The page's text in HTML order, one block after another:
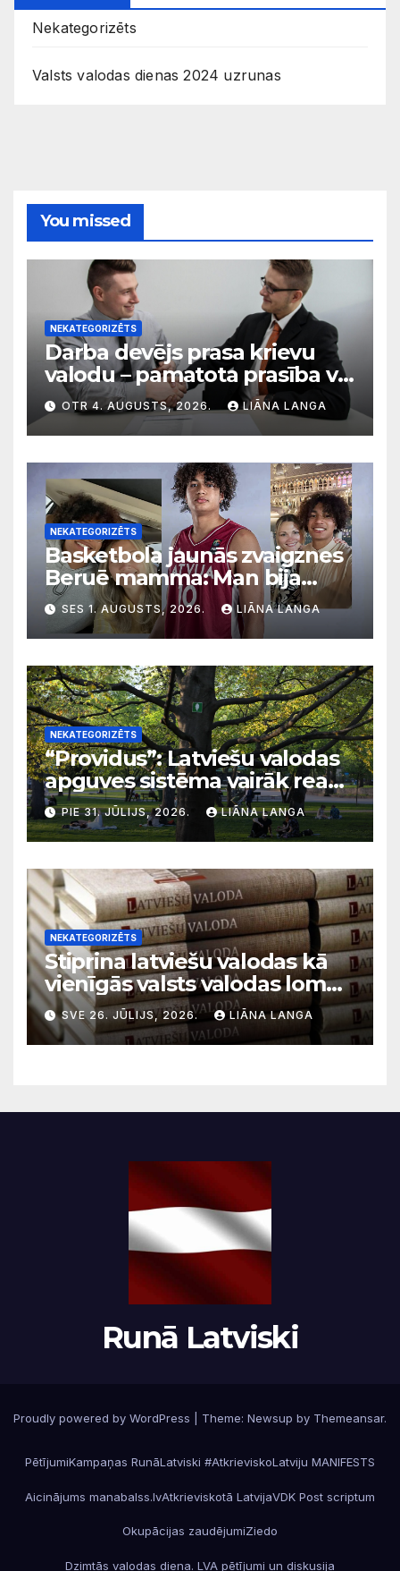
Nekategorizēts
Valsts valodas dienas 2024 uzrunas
You missed
NEKATEGORIZĒTS
Darba devējs prasa krievu
valodu – pamatota prasība vai
diskriminācija? Skaidro VDI
OTR 4. AUGUSTS, 2026. LIĀNA LANGA
NEKATEGORIZĒTS
Basketbola jaunās zvaigznes
Beruē mamma: Man bija
svarīgi, lai bērni apgūst
latviešu valodu
SES 1. AUGUSTS, 2026. LIĀNA LANGA
NEKATEGORIZĒTS
“Providus”: Latviešu valodas
apguves sistēma vairāk reaģē
uz krīzēm nekā ilgtermiņa
migrācijas tendencēm
PIE 31. JŪLIJS, 2026. LIĀNA LANGA
NEKATEGORIZĒTS
Stiprina latviešu valodas kā
vienīgās valsts valodas lomu
sabiedriskajos medijos
SVE 26. JŪLIJS, 2026. LIĀNA LANGA
Runā Latviski
Proudly powered by WordPress Theme: Newsup by Themeansar.
PētījumiKampaņas RunāLatviski #AtkrieviskoLatviju MANIFESTS
Aicinājums manabalss.lvAtkrieviskotā LatvijaVDK Post scriptum
Okupācijas zaudējumiZiedo
Dzimtās valodas diena. LVA pētījumi un diskusija